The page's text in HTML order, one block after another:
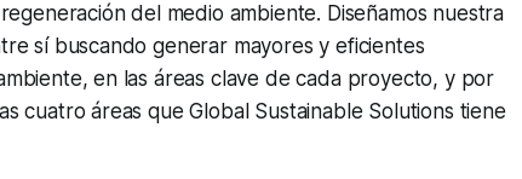
del medio ambiente. Diseñamos nuestra
sí buscando generar mayores y eficientes
en las áreas clave de cada proyecto, y por
cuatro áreas que Global Sustainable Solutions tiene